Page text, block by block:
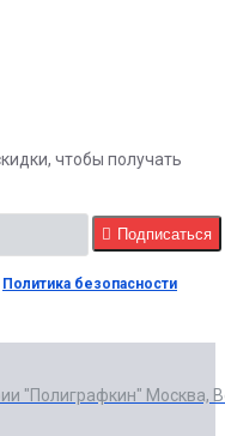
чтобы получать
Подписаться
Политика безопасности
"Полиграфкин" Москва,